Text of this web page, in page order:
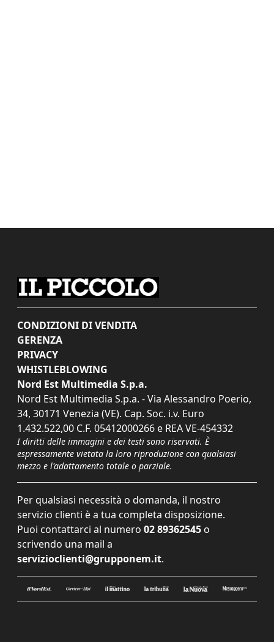
CONDIZIONI DI VENDITA
GERENZA
PRIVACY
WHISTLEBLOWING
Nord Est Multimedia S.p.a.
Nord Est Multimedia S.p.a. - Via Alessandro Poerio,
34, 30171 Venezia (VE). Cap. Soc. i.v. Euro
1.432.522,00 C.F. 05412000266 e REA VE-454332
I diritti delle immagini e dei testi sono riservati. È
espressamente vietata la loro riproduzione con qualsiasi
mezzo e l'adattamento totale o parziale.
Per qualsiasi necessità o domanda, il nostro
servizio clienti è a tua completa disposizione.
Puoi contattarci al numero 02 89362545 o
scrivendo una mail a
servizioclienti@grupponem.it.